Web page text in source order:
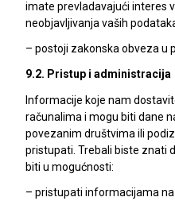
imate prevladavajući interes
neobjavljivanja vaših
– postoji zakonska obveza u
9.2. Pristup i administracija
Informacije koje nam
računalima i mogu biti dane
povezanim društvima ili
pristupati. Trebali biste znati
biti u mogućnosti:
– pristupati informacijama